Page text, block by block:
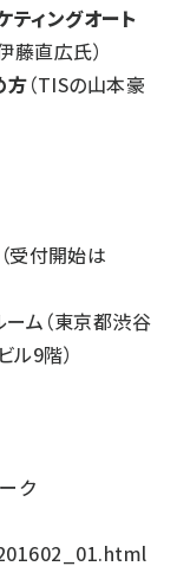
ティングオート
藤直広氏）
方（TISの山本豪
受付開始は
ーム（東京都渋谷
9階）
ク